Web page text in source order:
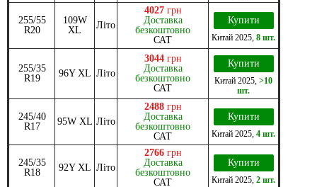
255/55
R20
109W
XL
Літо
4027 грн
Доставка
безкоштовно
САТ
Купити
Китай 2025 8 шт.
255/35
R19
96Y XL Літо
3044 грн
Доставка
безкоштовно
САТ
Купити
Китай 2025 >10
шт.
245/40
R17
95W XL Літо
2488 грн
Доставка
безкоштовно
САТ
Купити
Китай 2025 4 шт.
245/35
R18
92Y XL Літо
2766 грн
Доставка
безкоштовно
САТ
Купити
Китай 2025 2 шт.